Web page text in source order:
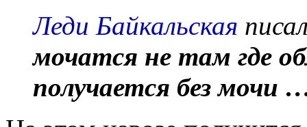
Леди Байкальская
мочатся не там где
получается без мочи